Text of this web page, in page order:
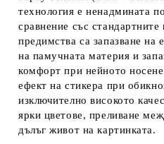
технология е ненадмината
сравнение със
предимства са запазване на
на памучната материя и
комфорт при нейното
ефект на стикера при
изключително високото
ярки цветове, преливане
дълъг живот на картинката.